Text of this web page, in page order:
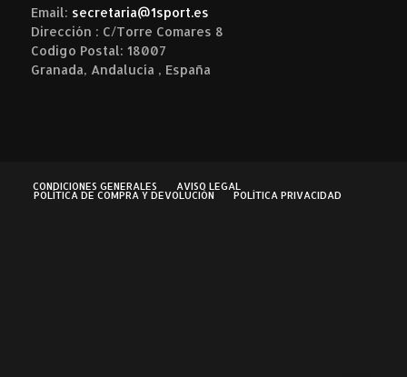
Email: secretaria@1sport.es
Dirección : C/Torre Comares 8
Codigo Postal: 18007
Granada, Andalucía , España
CONDICIONES GENERALES AVISO LEGAL
POLÍTICA DE COMPRA Y DEVOLUCIÓN POLÍTICA PRIVACIDAD